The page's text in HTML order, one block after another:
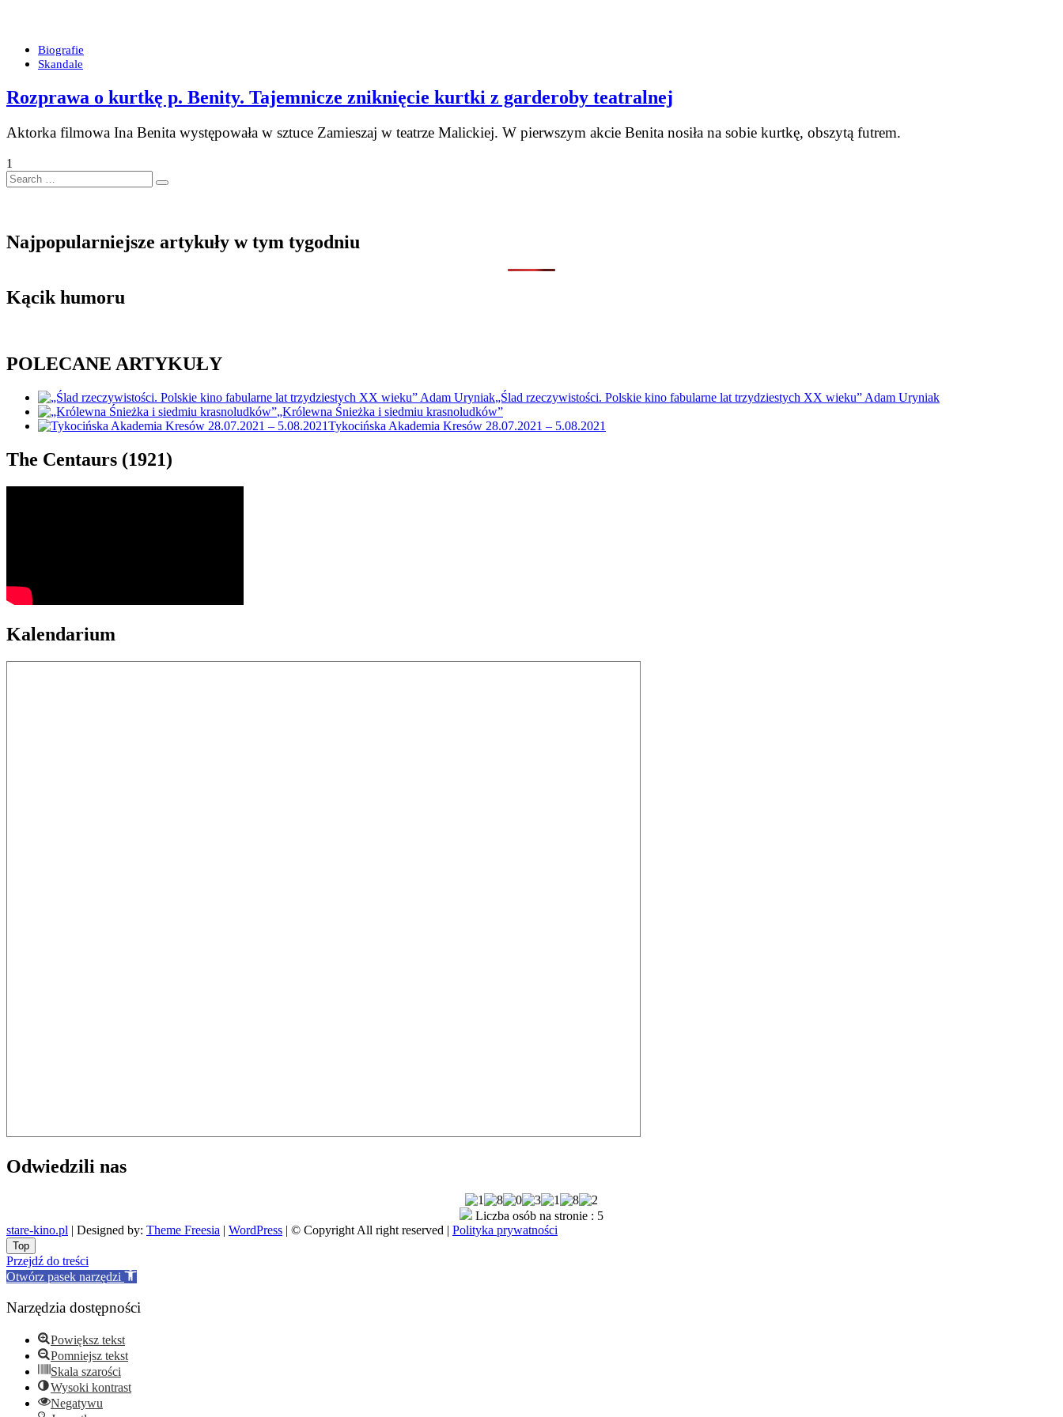
Biografie
Skandale
Rozprawa o kurtkę p. Benity. Tajemnicze zniknięcie kurtki z garderoby teatralnej
Aktorka filmowa Ina Benita występowała w sztuce Zamieszaj w teatrze Malickiej. W pierwszym akcie Benita nosiła na sobie kurtkę, obszytą futrem.
1
Search
…
Najpopularniejsze artykuły w tym tygodniu
Kącik humoru
POLECANE ARTYKUŁY
„Ślad rzeczywistości. Polskie kino fabularne lat trzydziestych XX wieku” Adam Uryniak
„Królewna Śnieżka i siedmiu krasnoludków”
Tykocińska Akademia Kresów 28.07.2021 – 5.08.2021
The Centaurs (1921)
Kalendarium
Odwiedzili nas
Liczba osób na stronie : 5
stare-kino.pl | Designed by: Theme Freesia | WordPress | © Copyright All right reserved | Polityka prywatności
Go
to
top
Top
Przejdź do treści
Otwórz pasek narzędzi
Narzędzia dostępności
Powiększ tekst
Pomniejsz tekst
Skala szarości
Wysoki kontrast
Negatywu